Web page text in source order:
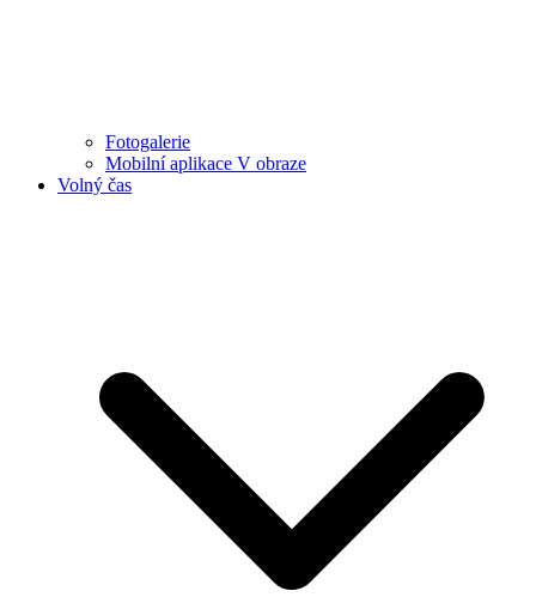
Fotogalerie
Mobilní aplikace V obraze
Volný čas